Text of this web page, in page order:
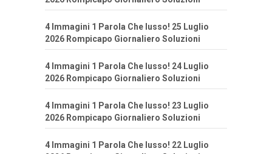
4 Immagini 1 Parola Che lusso! 25 Luglio
2026 Rompicapo Giornaliero Soluzioni
4 Immagini 1 Parola Che lusso! 24 Luglio
2026 Rompicapo Giornaliero Soluzioni
4 Immagini 1 Parola Che lusso! 23 Luglio
2026 Rompicapo Giornaliero Soluzioni
4 Immagini 1 Parola Che lusso! 22 Luglio